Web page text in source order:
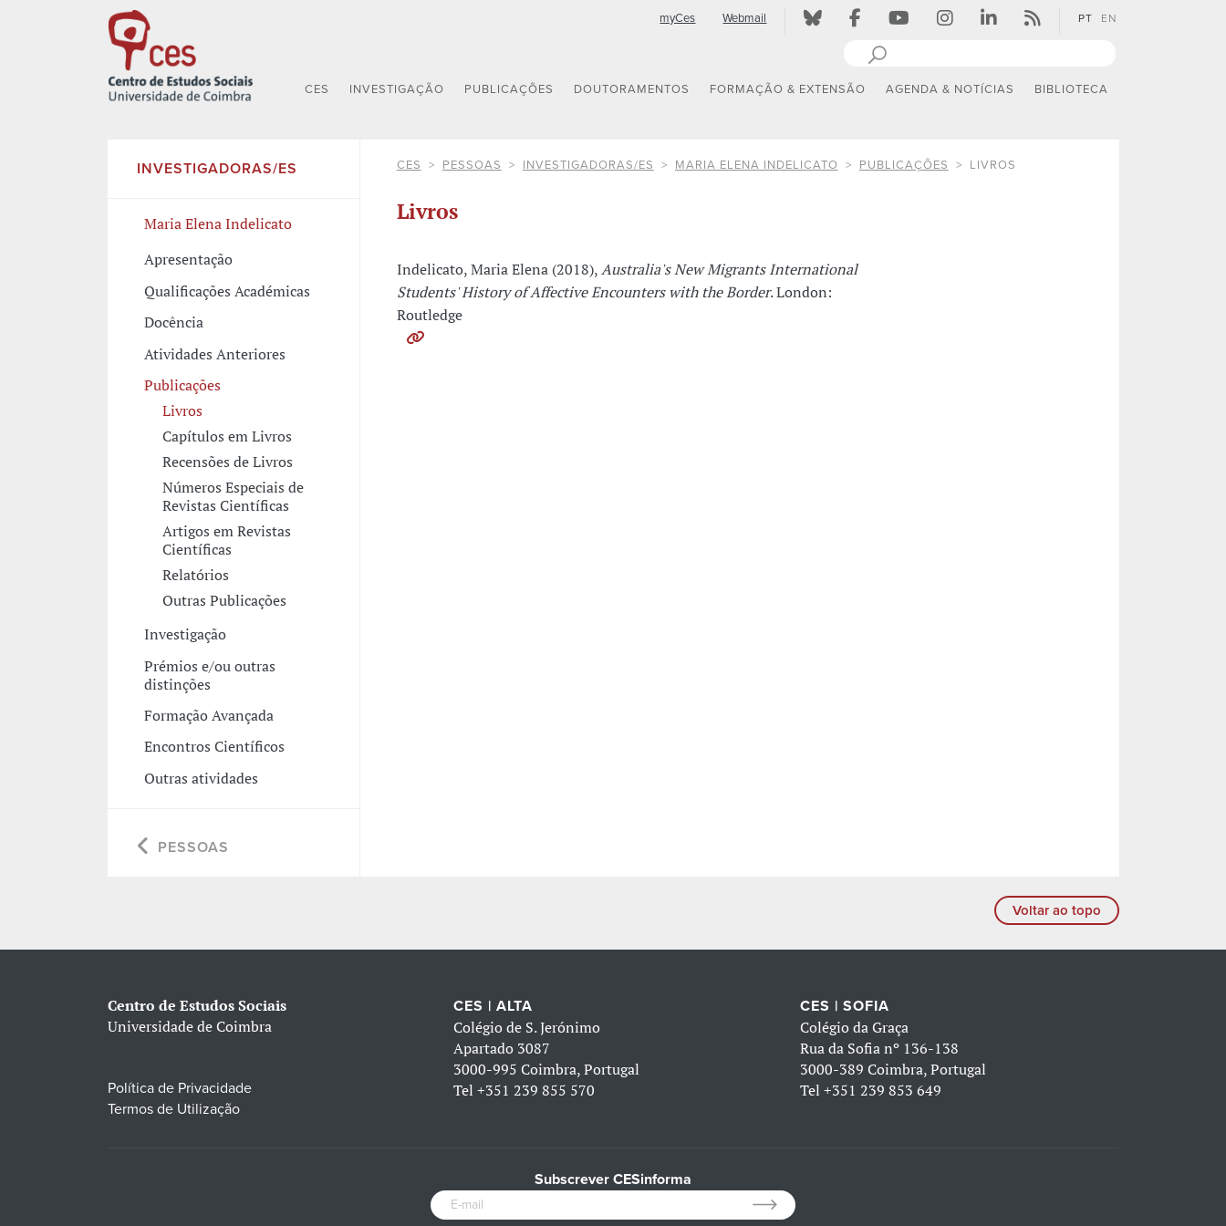
myCes Webmail PT EN
CES INVESTIGAÇÃO PUBLICAÇÕES DOUTORAMENTOS FORMAÇÃO & EXTENSÃO AGENDA & NOTÍCIAS BIBLIOTECA
INVESTIGADORAS/ES
Maria Elena Indelicato
Apresentação
Qualificações Académicas
Docência
Atividades Anteriores
Publicações
Livros
Capítulos em Livros
Recensões de Livros
Números Especiais de
Revistas Científicas
Artigos em Revistas
Científicas
Relatórios
Outras Publicações
Investigação
Prémios e/ou outras
distinções
Formação Avançada
Encontros Científicos
Outras atividades
PESSOAS
CES PESSOAS INVESTIGADORAS/ES MARIA ELENA INDELICATO PUBLICAÇÕES LIVROS
Livros
Indelicato, Maria Elena (2018),Australia's New Migrants International
Students' History of Affective Encounters with the Border. London:
Routledge
Voltar ao topo
Centro de Estudos Sociais
Universidade de Coimbra
Política de Privacidade
Termos de Utilização
CES | ALTA
Colégio de S. Jerónimo
Apartado 3087
3000-995 Coimbra, Portugal
Tel+351 239 855 570
CES | SOFIA
Colégio da Graça
Rua da Sofia nº 136-138
3000-389 Coimbra, Portugal
Tel +351 239 853 649
Subscrever CESinforma